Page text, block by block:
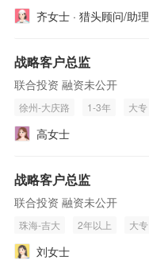
齐女士 · 猎头顾问/助理
战略客户总监
联合投资 融资未公开
徐州-大庆路 1-3年 大专
高女士
战略客户总监
联合投资 融资未公开
珠海-吉大 2年以上 大专
刘女士